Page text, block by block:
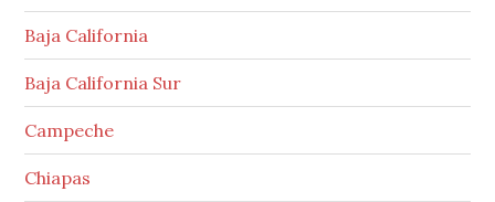
Baja California
Baja California Sur
Campeche
Chiapas